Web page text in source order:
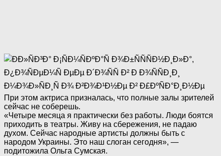
При этом актриса призналась, что полные залы зрителей
сейчас не соберешь.
«Четыре месяца я практически без работы. Люди боятся
приходить в театры. Живу на сбережения, не падаю
духом. Сейчас народные артисты должны быть с
народом Украины. Это наш слоган сегодня», —
подитожила Ольга Сумская.